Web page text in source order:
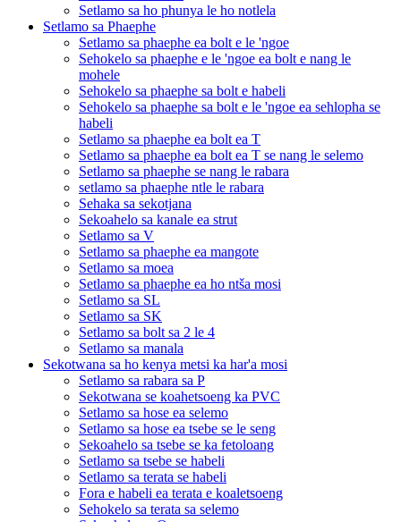
Setlamo sa ho phunya le ho notlela
Setlamo sa Phaephe
Setlamo sa phaephe ea bolt e le 'ngoe
Sehokelo sa phaephe e le 'ngoe ea bolt e nang le
mohele
Sehokelo sa phaephe sa bolt e habeli
Sehokelo sa phaephe sa bolt e le 'ngoe ea sehlopha se
habeli
Setlamo sa phaephe ea bolt ea T
Setlamo sa phaephe ea bolt ea T se nang le selemo
Setlamo sa phaephe se nang le rabara
setlamo sa phaephe ntle le rabara
Sehaka sa sekotjana
Sekoahelo sa kanale ea strut
Setlamo sa V
Setlamo sa phaephe ea mangote
Setlamo sa moea
Setlamo sa phaephe ea ho ntša mosi
Setlamo sa SL
Setlamo sa SK
Setlamo sa bolt sa 2 le 4
Setlamo sa manala
Sekotwana sa ho kenya metsi ka har'a mosi
Setlamo sa rabara sa P
Sekotwana se koahetsoeng ka PVC
Setlamo sa hose ea selemo
Setlamo sa hose ea tsebe se le seng
Sekoahelo sa tsebe se ka fetoloang
Setlamo sa tsebe se habeli
Setlamo sa terata se habeli
Fora e habeli ea terata e koaletsoeng
Sehokelo sa terata sa selemo